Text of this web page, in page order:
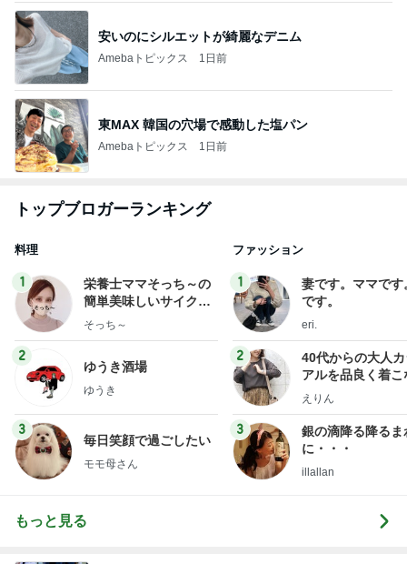
安いのにシルエットが綺麗なデニム
Amebaトピックス 1日前
東MAX 韓国の穴場で感動した塩パン
Amebaトピックス 1日前
トップブロガーランキング
料理
1
栄養士ママそっち～の
簡単美味しいサイクル
献立
そっち～
2
ゆうき酒場
ゆうき
3
毎日笑顔で過ごしたい
モモ母さん
ファッション
1
妻です。ママです
です。
eri.
2
40代からの大人
アルを品良く着こ
ファッションブロ
えりん
3
銀の滴降る降るま
に・・・
illallan
もっと見る